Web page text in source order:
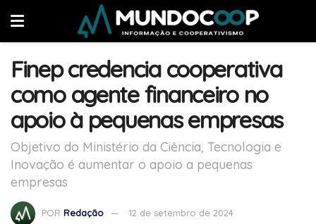
Finep credencia cooperativa
como agente financeiro no
apoio à pequenas empresas
Objetivo do Ministério da Ciência, Tecnologia e
Inovação é aumentar o apoio a pequenas
empresas
POR Redação 12 de setembro de 2024